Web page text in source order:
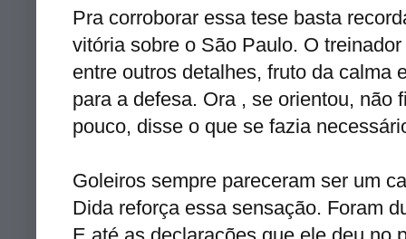
Pra corroborar essa tese basta
vitória sobre o São Paulo. O
entre outros detalhes, fruto da calma
para a defesa. Ora , se orientou, não
pouco, disse o que se fazia
Goleiros sempre pareceram ser um
Dida reforça essa sensação. Foram